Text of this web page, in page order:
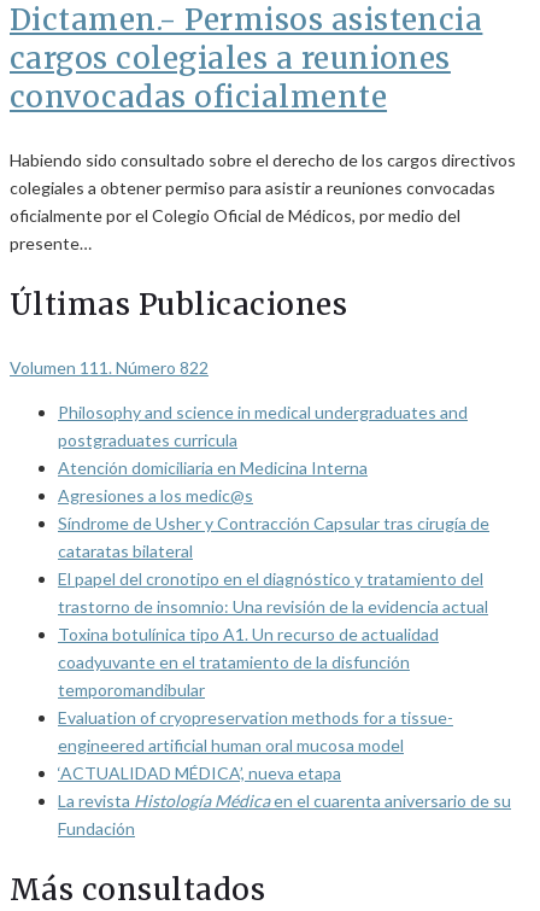
Dictamen.- Permisos asistencia
cargos colegiales a reuniones
convocadas oficialmente
Habiendo sido consultado sobre el derecho de los cargos directivos
colegiales a obtener permiso para asistir a reuniones convocadas
oficialmente por el Colegio Oficial de Médicos, por medio del
presente…
Últimas Publicaciones
Volumen 111. Número 822
Philosophy and science in medical undergraduates and
postgraduates curricula
Atención domiciliaria en Medicina Interna
Agresiones a los medic@s
Síndrome de Usher y Contracción Capsular tras cirugía de
cataratas bilateral
El papel del cronotipo en el diagnóstico y tratamiento del
trastorno de insomnio: Una revisión de la evidencia actual
Toxina botulínica tipo A1. Un recurso de actualidad
coadyuvante en el tratamiento de la disfunción
temporomandibular
Evaluation of cryopreservation methods for a tissue-
engineered artificial human oral mucosa model
‘ACTUALIDAD MÉDICA’, nueva etapa
La revista Histología Médicaen el cuarenta aniversario de su
Fundación
Más consultados